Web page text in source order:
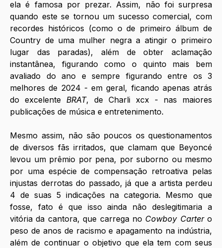
ela é famosa por prezar. Assim, não foi surpresa
quando este se tornou um sucesso comercial, com
recordes históricos (como o de primeiro álbum de
Country de uma mulher negra a atingir o primeiro
lugar das paradas), além de obter aclamação
instantânea, figurando como o quinto mais bem
avaliado do ano e sempre figurando entre os 3
melhores de 2024 - em geral, ficando apenas atrás
do excelente BRAT, de Charli xcx - nas maiores
publicações de música e entretenimento.
Mesmo assim, não são poucos os questionamentos
de diversos fãs irritados, que clamam que Beyoncé
levou um prêmio por pena, por suborno ou mesmo
por uma espécie de compensação retroativa pelas
injustas derrotas do passado, já que a artista perdeu
4 de suas 5 indicações na categoria. Mesmo que
fosse, fato é que isso ainda não deslegitimaria a
vitória da cantora, que carrega no Cowboy Carter o
peso de anos de racismo e apagamento na indústria,
além de continuar o objetivo que ela tem com seus